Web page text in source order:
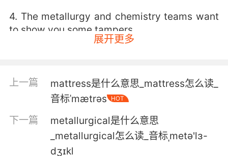
4. The metallurgy and chemistry teams want
to show you some tampers.
5. Fritz has been waylaid in metallurgy the
last three days.
6. No, it's where metallurgy gets subjected to
the speed and pressure it'll face in space.
展开更多
上一篇
mattress是什么意思_mattress怎么读_
音标ˈmætrəs
HOT
下一篇
metallurgical是什么意思
_metallurgical怎么读_音标ˌmetə'lɜ-
dʒɪkl